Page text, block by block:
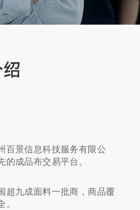
百景信息科技服务有限公
的成品布交易平台。
超九成面料一批商，商品覆
。